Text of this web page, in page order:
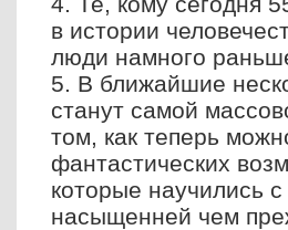
в истории
люди намного
5. В ближайшие
станут самой
том, как теперь
фантастических
которые научились
насыщенней чем